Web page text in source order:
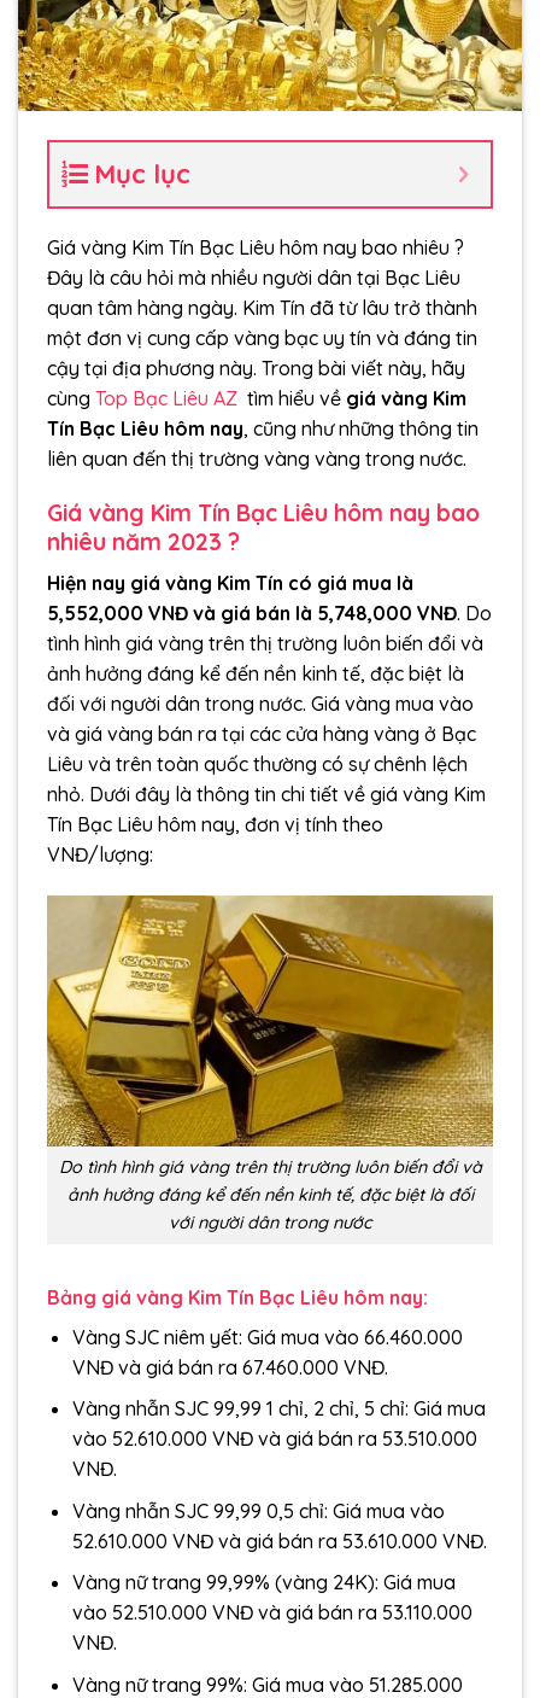
Mục lục
Giá vàng Kim Tín Bạc Liêu hôm nay bao nhiêu ?
Đây là câu hỏi mà nhiều người dân tại Bạc Liêu
quan tâm hàng ngày. Kim Tín đã từ lâu trở thành
một đơn vị cung cấp vàng bạc uy tín và đáng tin
cậy tại địa phương này. Trong bài viết này, hãy
cùng Top Bạc Liêu AZ tìm hiểu về giá vàng Kim
Tín Bạc Liêu hôm nay, cũng như những thông tin
liên quan đến thị trường vàng vàng trong nước.
Giá vàng Kim Tín Bạc Liêu hôm nay bao
nhiêu năm 2023 ?
Hiện nay giá vàng Kim Tín có giá mua là
5,552,000 VNĐ và giá bán là 5,748,000 VNĐ. Do
tình hình giá vàng trên thị trường luôn biến đổi và
ảnh hưởng đáng kể đến nền kinh tế, đặc biệt là
đối với người dân trong nước. Giá vàng mua vào
và giá vàng bán ra tại các cửa hàng vàng ở Bạc
Liêu và trên toàn quốc thường có sự chênh lệch
nhỏ. Dưới đây là thông tin chi tiết về giá vàng Kim
Tín Bạc Liêu hôm nay, đơn vị tính theo
VNĐ/lượng:
Do tình hình giá vàng trên thị trường luôn biến đổi và
ảnh hưởng đáng kể đến nền kinh tế, đặc biệt là đối
với người dân trong nước
Bảng giá vàng Kim Tín Bạc Liêu hôm nay:
Vàng SJC niêm yết: Giá mua vào 66.460.000
VNĐ và giá bán ra 67.460.000 VNĐ.
Vàng nhẫn SJC 99,99 1 chỉ, 2 chỉ, 5 chỉ: Giá mua
vào 52.610.000 VNĐ và giá bán ra 53.510.000
VNĐ.
Vàng nhẫn SJC 99,99 0,5 chỉ: Giá mua vào
52.610.000 VNĐ và giá bán ra 53.610.000 VNĐ.
Vàng nữ trang 99,99% (vàng 24K): Giá mua
vào 52.510.000 VNĐ và giá bán ra 53.110.000
VNĐ.
Vàng nữ trang 99%: Giá mua vào 51.285.000